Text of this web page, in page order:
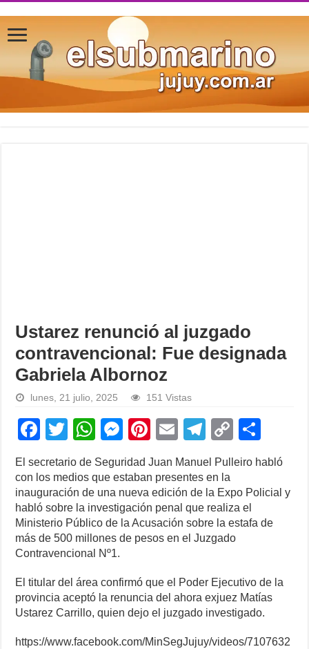
Ustarez renunció al juzgado
contravencional: Fue designada
Gabriela Albornoz
lunes, 21 julio, 2025 151 Vistas
F
c
e
b
o
o
k
T
wi
tt
er
W
h
at
s
A
p
p
M
e
ss
e
n
g
Pi
nt
er
e
st
E
m
ail
T
el
e
gr
a
m
C
o
p
y
Li
n
h
ar
e
El secretario de Seguridad Juan Manuel Pulleiro habló
con los medios que estaban presentes en la
inauguración de una nueva edición de la Expo Policial y
habló sobre la investigación penal que realiza el
Ministerio Público de la Acusación sobre la estafa de
más de 500 millones de pesos en el Juzgado
Contravencional Nº1.
El titular del área confirmó que el Poder Ejecutivo de la
provincia aceptó la renuncia del ahora exjuez Matías
Ustarez Carrillo, quien dejo el juzgado investigado.
https://www.facebook.com/MinSegJujuy/videos/7107632